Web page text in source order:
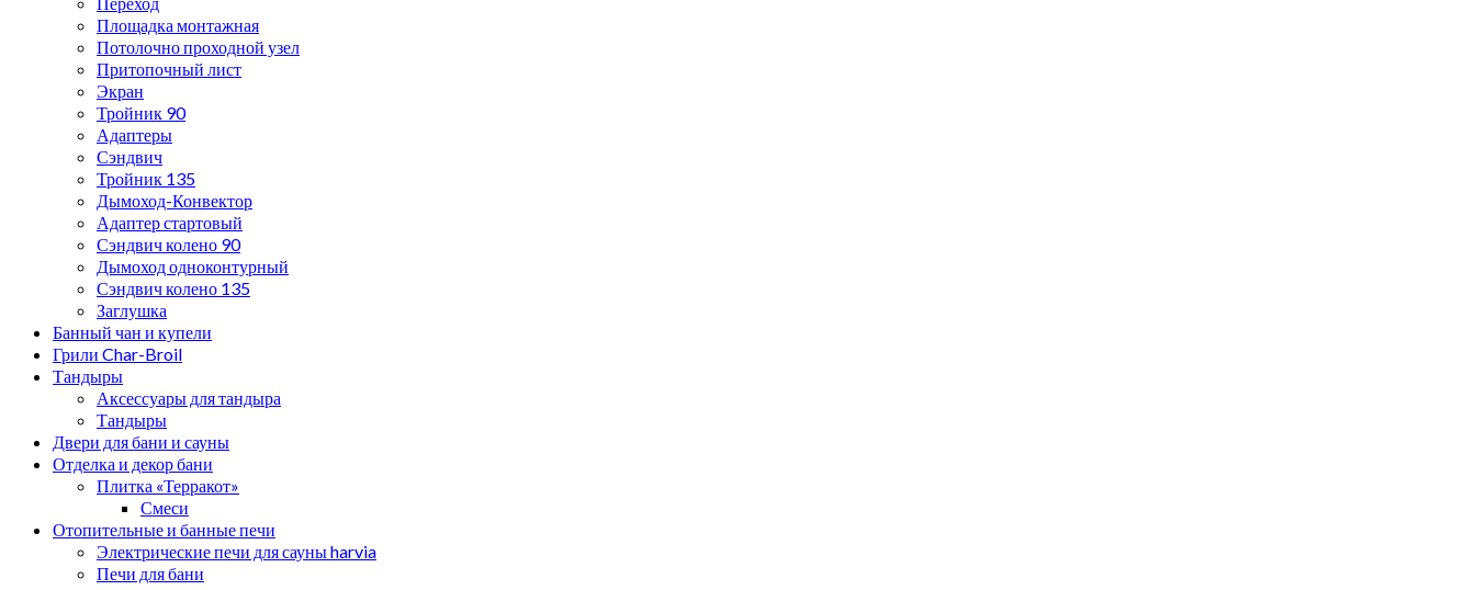
Площадка монтажная
Потолочно проходной узел
Притопочный лист
Экран
Тройник 90
Адаптеры
Сэндвич
Тройник 135
Дымоход-Конвектор
Адаптер стартовый
Сэндвич колено 90
Дымоход одноконтурный
Сэндвич колено 135
Заглушка
Банный чан и купели
Грили Char-Broil
Тандыры
Аксессуары для тандыра
Тандыры
Двери для бани и сауны
Отделка и декор бани
Плитка «Терракот»
Смеси
Отопительные и банные печи
Электрические печи для сауны harvia
Печи для бани